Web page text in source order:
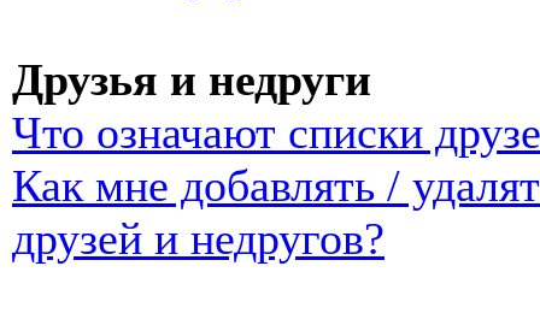
Друзья и недруги
Что означают списки
Как мне добавлять /
друзей и недругов?